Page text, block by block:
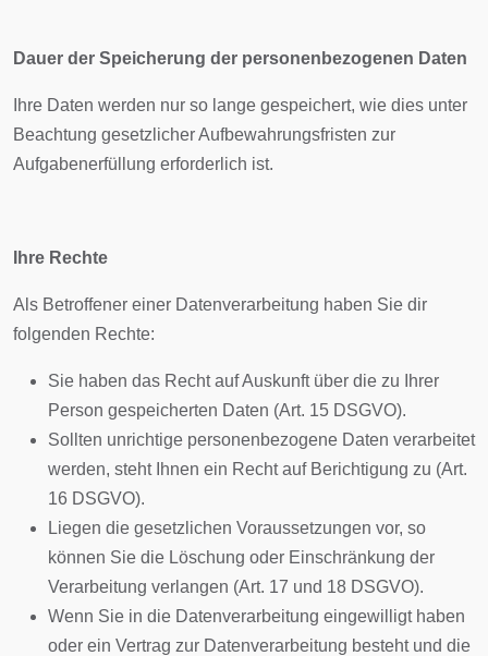
Dauer der Speicherung der personenbezogenen Daten
Ihre Daten werden nur so lange gespeichert, wie dies unter
Beachtung gesetzlicher Aufbewahrungsfristen zur
Aufgabenerfüllung erforderlich ist.
Ihre Rechte
Als Betroffener einer Datenverarbeitung haben Sie dir
folgenden Rechte:
Sie haben das Recht auf Auskunft über die zu Ihrer
Person gespeicherten Daten (Art. 15 DSGVO).
Sollten unrichtige personenbezogene Daten verarbeitet
werden, steht Ihnen ein Recht auf Berichtigung zu (Art.
16 DSGVO).
Liegen die gesetzlichen Voraussetzungen vor, so
können Sie die Löschung oder Einschränkung der
Verarbeitung verlangen (Art. 17 und 18 DSGVO).
Wenn Sie in die Datenverarbeitung eingewilligt haben
oder ein Vertrag zur Datenverarbeitung besteht und die